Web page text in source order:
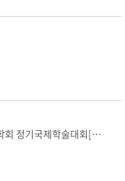
KSBNS 2024: 2024년 제27회 한국뇌신경과학회 정기국제학술대회[10.15-10.18]